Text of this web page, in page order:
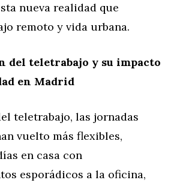
nueva realidad que
remoto y vida urbana.
del teletrabajo y su impacto
en Madrid
teletrabajo, las jornadas
vuelto más flexibles,
en casa con
esporádicos a la oficina,